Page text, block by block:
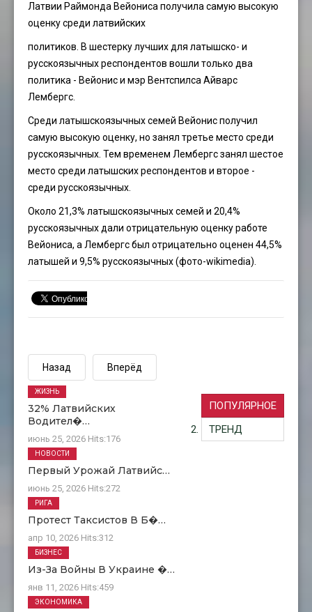
Латвии Раймонда Вейониса получила самую высокую
оценку среди латвийских
политиков. В шестерку лучших для латышско- и
русскоязычных респондентов вошли только два
политика - Вейонис и мэр Вентспилса Айварс
Лембергс.
Среди латышскоязычных семей Вейонис получил
самую высокую оценку, но занял третье место среди
русскоязычных. Тем временем Лембергс занял шестое
место среди латышских респондентов и второе -
среди русскоязычных.
Около 21,3% латышскоязычных семей и 20,4%
русскоязычных дали отрицательную оценку работе
Вейониса, а Лембергс был отрицательно оценен 44,5%
латышей и 9,5% русскоязычных (фото-wikimedia).
Назад Вперёд
ПОПУЛЯРНОЕ
ТРЕНД
32% Латвийских
Водител�…
июнь 25, 2026 Hits:176
ЖИЗНЬ
Первый Урожай Латвийс…
июнь 25, 2026 Hits:272
НОВОСТИ
Протест Таксистов В Б�…
апр 10, 2026 Hits:312
РИГА
Из-За Войны В Украине �…
янв 11, 2026 Hits:459
БИЗНЕС
ЭКОНОМИКА